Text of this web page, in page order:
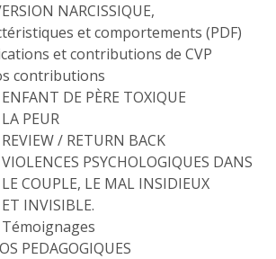
NARCISSIQUE,
et comportements (PDF)
et contributions de CVP
contributions
ENFANT DE PÈRE TOXIQUE
LA PEUR
REVIEW / RETURN BACK
VIOLENCES PSYCHOLOGIQUES DANS
LE COUPLE, LE MAL INSIDIEUX
ET INVISIBLE.
Témoignages
PEDAGOGIQUES